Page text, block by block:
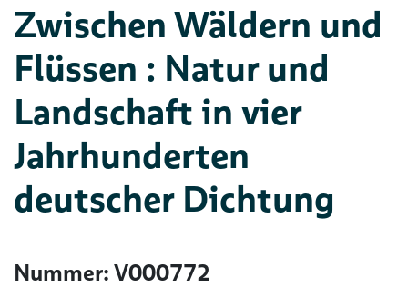
Zwischen Wäldern und
Flüssen : Natur und
Landschaft in vier
Jahrhunderten
deutscher Dichtung
Nummer: V000772